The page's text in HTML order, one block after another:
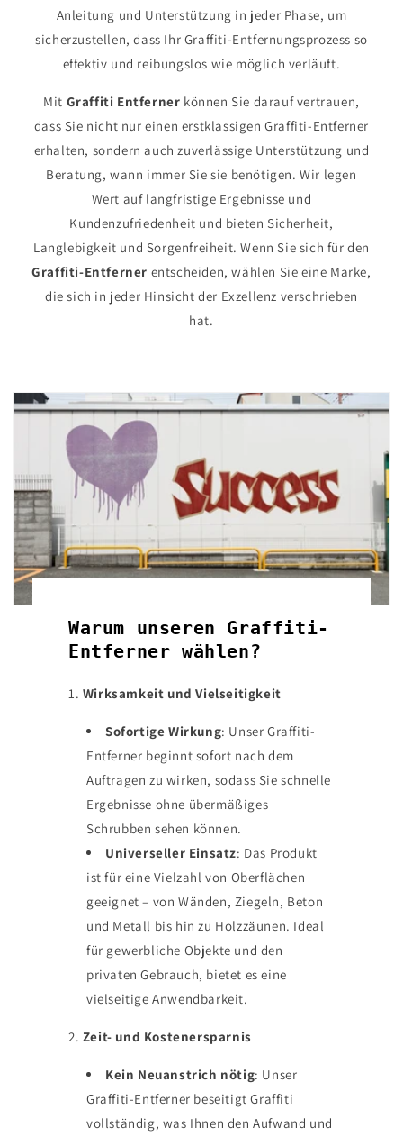
Anleitung und Unterstützung in jeder Phase, um
sicherzustellen, dass Ihr Graffiti-Entfernungsprozess so
effektiv und reibungslos wie möglich verläuft.
Mit Graffiti Entferner können Sie darauf vertrauen,
dass Sie nicht nur einen erstklassigen Graffiti-Entferner
erhalten, sondern auch zuverlässige Unterstützung und
Beratung, wann immer Sie sie benötigen. Wir legen
Wert auf langfristige Ergebnisse und
Kundenzufriedenheit und bieten Sicherheit,
Langlebigkeit und Sorgenfreiheit. Wenn Sie sich für den
Graffiti-Entferner entscheiden, wählen Sie eine Marke,
die sich in jeder Hinsicht der Exzellenz verschrieben
hat.
Warum unseren Graffiti-
Entferner wählen?
1. Wirksamkeit und Vielseitigkeit
Sofortige Wirkung: Unser Graffiti-
Entferner beginnt sofort nach dem
Auftragen zu wirken, sodass Sie schnelle
Ergebnisse ohne übermäßiges
Schrubben sehen können.
Universeller Einsatz: Das Produkt
ist für eine Vielzahl von Oberflächen
geeignet – von Wänden, Ziegeln, Beton
und Metall bis hin zu Holzzäunen. Ideal
für gewerbliche Objekte und den
privaten Gebrauch, bietet es eine
vielseitige Anwendbarkeit.
2. Zeit- und Kostenersparnis
Kein Neuanstrich nötig: Unser
Graffiti-Entferner beseitigt Graffiti
vollständig, was Ihnen den Aufwand und